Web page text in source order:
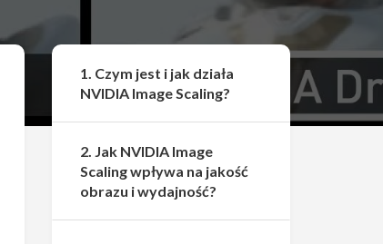
Udostępnij
1. Czym jest i jak działa
NVIDIA Image Scaling?
2. Jak NVIDIA Image
Scaling wpływa na jakość
obrazu i wydajność?